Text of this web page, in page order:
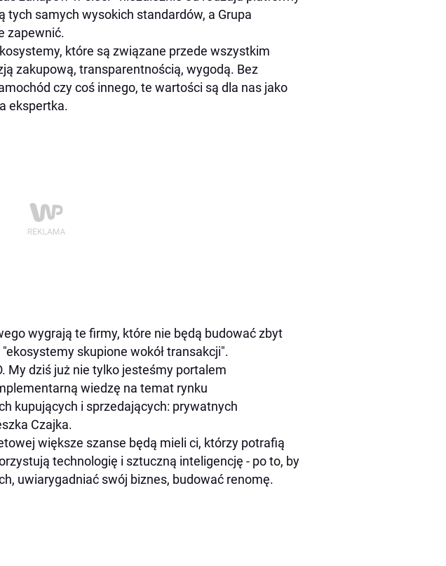
tych samych wysokich standardów, a Grupa
zapewnić.
które są związane przede wszystkim
zakupową, transparentnością, wygodą. Bez
czy coś innego, te wartości są dla nas jako
ekspertka.
wygrają te firmy, które nie będą budować zbyt
skupione wokół transakcji".
My dziś już nie tylko jesteśmy portalem
wiedzę na temat rynku
kupujących i sprzedających: prywatnych
Czajka.
większe szanse będą mieli ci, którzy potrafią
technologię i sztuczną inteligencję - po to, by
uwiarygadniać swój biznes, budować renomę.